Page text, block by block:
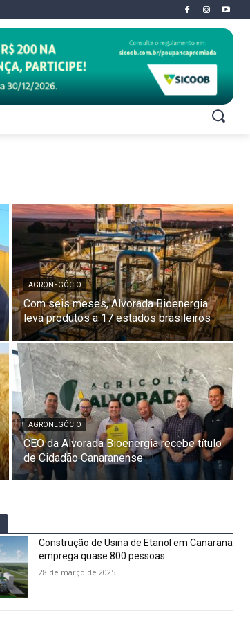
AGRONEGÓCIO
Com seis meses, Alvorada Bioenergia
leva produtos a 17 estados brasileiros
AGRONEGÓCIO
CEO da Alvorada Bioenergia recebe título
de Cidadão Canaranense
Construção de Usina de Etanol em Canarana
emprega quase 800 pessoas
28 de março de 2025